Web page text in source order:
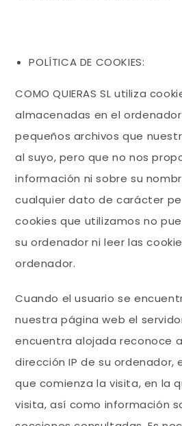
POLÍTICA DE COOKIES:
COMO QUIERAS SL utiliza
almacenadas en el
pequeños archivos que
al suyo, pero que no nos
información ni sobre su
cualquier dato de carácter
cookies que utilizamos no
su ordenador ni leer las
ordenador.
Cuando el usuario se
nuestra página web el
encuentra alojada reconoce
dirección IP de su ordenador,
que comienza la visita, en la
visita, así como información